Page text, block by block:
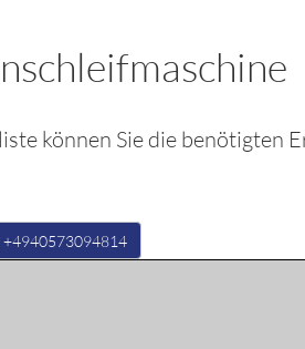
können Sie die benötigten
+4940573094814